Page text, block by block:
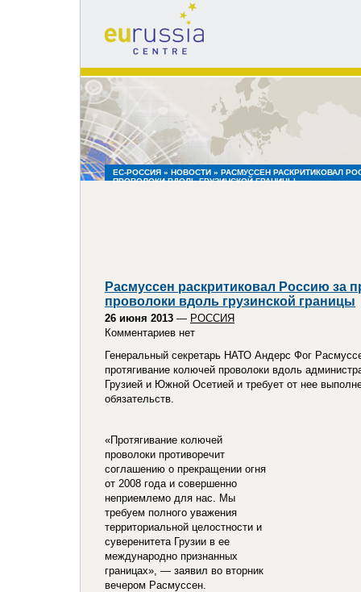
eurussia
centre
ЕС-РОССИЯ » НОВОСТИ » РАСМУССЕН РАСКРИТИКОВАЛ
ПРОВОЛОКИ ВДОЛЬ ГРУЗИНСКОЙ ГРАНИЦЫ
Расмуссен раскритиковал Россию за
проволоки вдоль грузинской границы
26 июня 2013 — РОССИЯ
Комментариев нет
Генеральный секретарь НАТО Андерс Фог
протягивание колючей проволоки вдоль
Грузией и Южной Осетией и требует от нее
обязательств.
«Протягивание колючей
проволоки противоречит
соглашению о прекращении огня
от 2008 года и совершенно
неприемлемо для нас. Мы
требуем полного уважения
территориальной целостности и
суверенитета Грузии в ее
международно признанных
границах», — заявил во вторник
вечером Расмуссен.